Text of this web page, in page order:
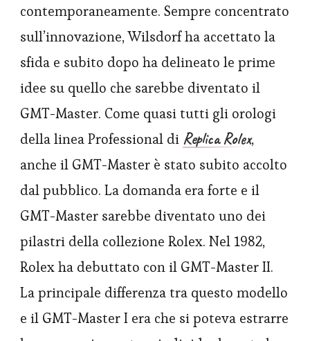
contemporaneamente. Sempre concentrato
sull’innovazione, Wilsdorf ha accettato la
sfida e subito dopo ha delineato le prime
idee su quello che sarebbe diventato il
GMT-Master. Come quasi tutti gli orologi
della linea Professional di Replica Rolex,
anche il GMT-Master è stato subito accolto
dal pubblico. La domanda era forte e il
GMT-Master sarebbe diventato uno dei
pilastri della collezione Rolex. Nel 1982,
Rolex ha debuttato con il GMT-Master II.
La principale differenza tra questo modello
e il GMT-Master I era che si poteva estrarre